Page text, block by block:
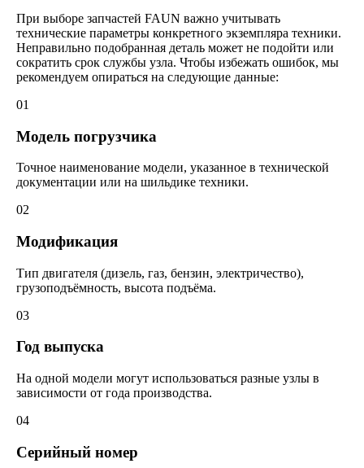
При выборе запчастей FAUN важно учитывать
технические параметры конкретного экземпляра техники.
Неправильно подобранная деталь может не подойти или
сократить срок службы узла. Чтобы избежать ошибок, мы
рекомендуем опираться на следующие данные:
01
Модель погрузчика
Точное наименование модели, указанное в технической
документации или на шильдике техники.
02
Модификация
Тип двигателя (дизель, газ, бензин, электричество),
грузоподъёмность, высота подъёма.
03
Год выпуска
На одной модели могут использоваться разные узлы в
зависимости от года производства.
04
Серийный номер